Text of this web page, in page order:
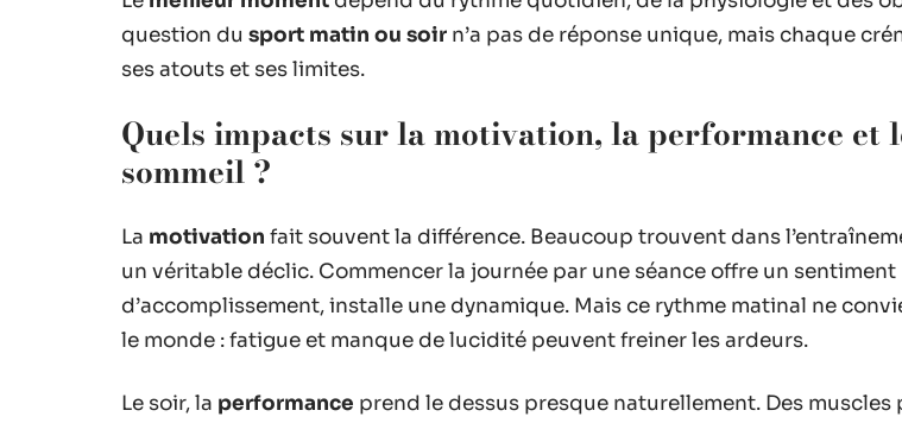
question du sport matin ou soir n’a pas de réponse unique, mais chaque
ses atouts et ses limites.
Quels impacts sur la motivation, la performance et
sommeil ?
La motivation fait souvent la différence. Beaucoup trouvent dans
un véritable déclic. Commencer la journée par une séance offre un sentiment
d’accomplissement, installe une dynamique. Mais ce rythme matinal ne
le monde : fatigue et manque de lucidité peuvent freiner les ardeurs.
Le soir, la performance prend le dessus presque naturellement. Des muscles